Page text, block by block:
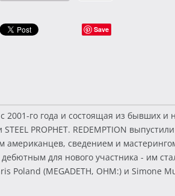
Save
го года и состоящая из бывших и
PROPHET. REDEMPTION
сведением и
для нового участника - им
Poland (MEGADETH, OHM:) и